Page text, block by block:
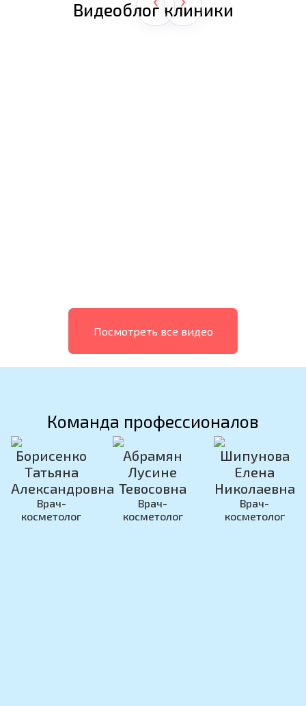
Видеоблог клиники
Посмотреть все видео
Команда профессионалов
Борисенко
Татьяна
Александровна
Врач-
косметолог
Абрамян
Лусине
Тевосовна
Врач-
косметолог
Шипунова
Елена
Николаевна
Врач-
косметолог